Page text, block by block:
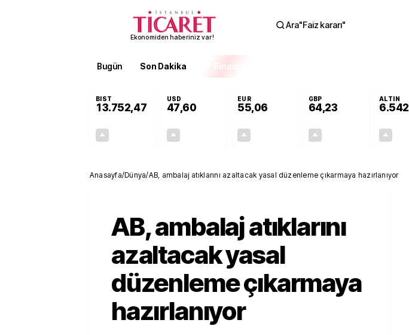
Ekonomiden haberiniz var!
Ara"Faiz kararı"
Bugün Son Dakika Finans
BIST
13.752,47
USD
47,60
EUR
55,06
GBP
64,23
ALTIN
6.542
Anasayfa/Dünya/AB, ambalaj atıklarını azaltacak yasal düzenleme çıkarmaya hazırlanıyor
AB, ambalaj atıklarını
azaltacak yasal
düzenleme çıkarmaya
hazırlanıyor